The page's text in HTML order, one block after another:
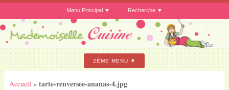
Menu Principal Recherche
2ÈME MENU
Accueil » tarte-renversee-ananas-4.jpg